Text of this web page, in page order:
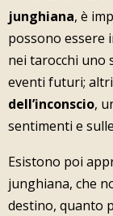
junghiana, è
possono essere
nei tarocchi uno
eventi futuri;
dell’inconscio,
sentimenti e
Esistono poi
junghiana, che
destino, quanto